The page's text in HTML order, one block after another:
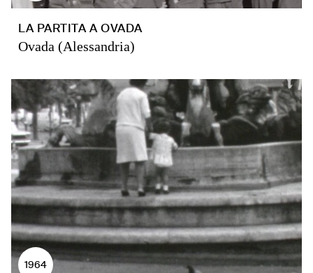
LA PARTITA A OVADA
Ovada (Alessandria)
1964